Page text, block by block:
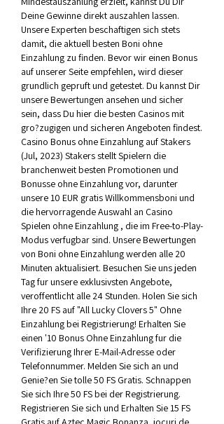
Deine Gewinne direkt auszahlen lassen.
Unsere Experten beschaftigen sich stets
damit, die aktuell besten Boni ohne
Einzahlung zu finden. Bevor wir einen Bonus
auf unserer Seite empfehlen, wird dieser
grundlich gepruft und getestet. Du kannst Dir
unsere Bewertungen ansehen und sicher
sein, dass Du hier die besten Casinos mit
gro?zugigen und sicheren Angeboten findest.
Casino Bonus ohne Einzahlung auf Stakers
(Jul, 2023) Stakers stellt Spielern die
branchenweit besten Promotionen und
Bonusse ohne Einzahlung vor, darunter
unsere 10 EUR gratis Willkommensboni und
die hervorragende Auswahl an Casino
Spielen ohne Einzahlung , die im Free-to-Play-
Modus verfugbar sind. Unsere Bewertungen
von Boni ohne Einzahlung werden alle 20
Minuten aktualisiert. Besuchen Sie uns jeden
Tag fur unsere exklusivsten Angebote,
veroffentlicht alle 24 Stunden. Holen Sie sich
Ihre 20 FS auf "All Lucky Clovers 5" Ohne
Einzahlung bei Registrierung! Erhalten Sie
einen '10 Bonus Ohne Einzahlung fur die
Verifizierung Ihrer E-Mail-Adresse oder
Telefonnummer. Melden Sie sich an und
Genie?en Sie tolle 50 FS Gratis. Schnappen
Sie sich Ihre 50 FS bei der Registrierung.
Registrieren Sie sich und Erhalten Sie 15 FS